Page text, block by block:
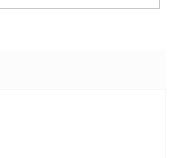
5 hvězdiček.